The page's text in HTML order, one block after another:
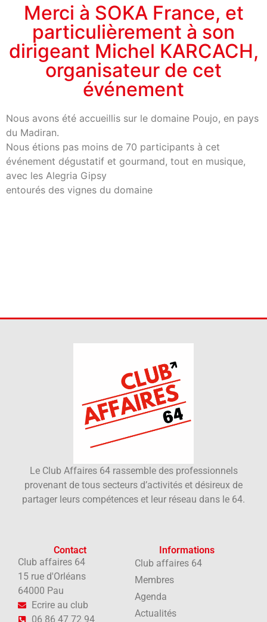
Membres
Agenda
Actualités
Merci à SOKA France, et
particulièrement à son
dirigeant Michel KARCACH,
organisateur de cet
événement
Nous avons été accueillis sur le domaine Poujo, en pays
du Madiran.
Nous étions pas moins de 70 participants à cet
événement dégustatif et gourmand, tout en musique,
avec les Alegria Gipsy
entourés des vignes du domaine
Le Club Affaires 64 rassemble des professionnels
provenant de tous secteurs d’activités et désireux de
partager leurs compétences et leur réseau dans le 64.
Contact
Club affaires 64
15 rue d'Orléans
64000 Pau
Ecrire au club
06 86 47 72 94
Informations
Club affaires 64
Membres
Agenda
Actualités